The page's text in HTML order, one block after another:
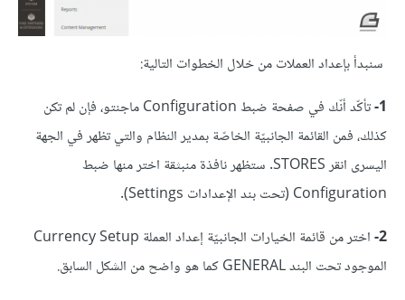
سنبدأ بإعداد العملات من خلال الخطوات التالية:
1-
تأكّد أنّك في صفحة ضبط Configuration ماجنتو، فإن لم تكن
كذلك، فمن القائمة الجانبيّة الخاصّة بمدير النظام والتي تظهر في الجهة
اليسرى انقر STORES. ستظهر نافذة منبثقة اختر منها ضبط
Configuration (تحت بند الإعدادات Settings).
2-
اختر من قائمة الخيارات الجانبيّة إعداد العملة Currency Setup
الموجود تحت البند GENERAL كما هو واضح من الشكل السابق.